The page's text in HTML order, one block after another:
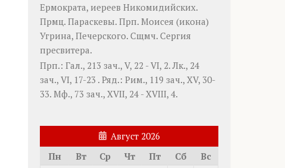
Ермократа, иереев Никомидийских.
Прмц. Параскевы. Прп. Моисея (икона)
Угрина, Печерского. Сщмч. Сергия
пресвитера.
Прп.: Гал., 213 зач., V, 22 - VI, 2. Лк., 24
зач., VI, 17-23 . Ряд.: Рим., 119 зач., XV, 30-
33. Мф., 73 зач., XVII, 24 - XVIII, 4.
Август 2026
Пн
Вт Ср Чт Пт Сб
Вс